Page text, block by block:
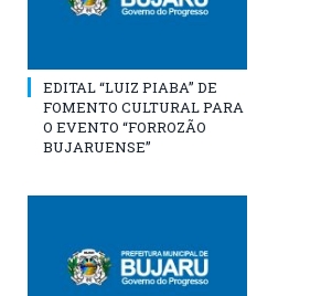
EDITAL “LUIZ PIABA” DE
FOMENTO CULTURAL PARA
O EVENTO “FORROZÃO
BUJARUENSE”